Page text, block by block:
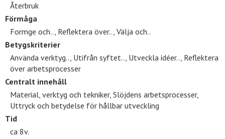
Återbruk
Förmåga
Formge och.., Reflektera över.., Välja och..
Betygskriterier
Använda verktyg.., Utifrån syftet.., Utveckla idéer.., Reflektera
över arbetsprocesser
Centralt innehåll
Material, verktyg och tekniker, Slöjdens arbetsprocesser,
Uttryck och betydelse för hållbar utveckling
Tid
ca 8v.